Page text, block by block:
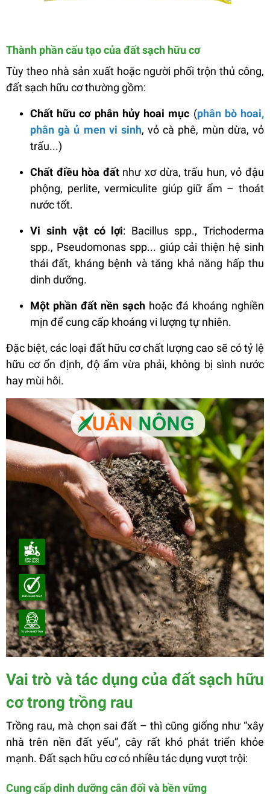
Thành phần cấu tạo của đất sạch hữu cơ
Tùy theo nhà sản xuất hoặc người phối trộn thủ công,
đất sạch hữu cơ thường gồm:
Chất hữu cơ phân hủy hoai mục (phân bò hoai,
phân gà ủ men vi sinh, vỏ cà phê, mùn dừa, vỏ
trấu...)
Chất điều hòa đấtnhư xơ dừa, trấu hun, vỏ đậu
phộng, perlite, vermiculite giúp giữ ẩm – thoát
nước tốt.
Vi sinh vật có lợi: Bacillus spp., Trichoderma
spp., Pseudomonas spp... giúp cải thiện hệ sinh
thái đất, kháng bệnh và tăng khả năng hấp thu
dinh dưỡng.
Một phần đất nền sạch hoặc đá khoáng nghiền
mịn để cung cấp khoáng vi lượng tự nhiên.
Đặc biệt, các loại đất hữu cơ chất lượng cao sẽ có tỷ lệ
hữu cơ ổn định, độ ẩm vừa phải, không bị sình nước
hay mùi hôi.
Vai trò và tác dụng của đất sạch hữu
cơ trong trồng rau
Trồng rau, mà chọn sai đất – thì cũng giống như “xây
nhà trên nền đất yếu”, cây rất khó phát triển khỏe
mạnh. Đất sạch hữu cơ có nhiều tác dụng vượt trội:
Cung cấp dinh dưỡng cân đối và bền vững